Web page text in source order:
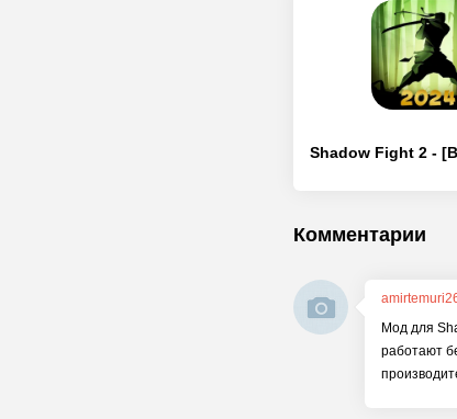
Комментарии
Мод для
работают